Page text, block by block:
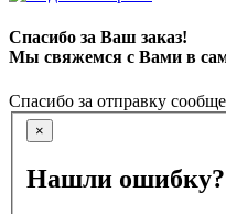
Спасибо за Ваш заказ!
Мы свяжемся с Вами в
Спасибо за отправку
×
Нашли ошибку?